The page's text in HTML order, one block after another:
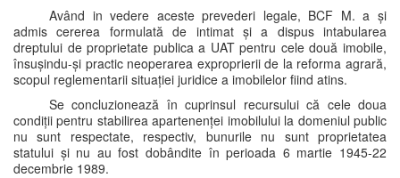
Având in vedere aceste prevederi legale, BCF M. a și
admis cererea formulată de intimat și a dispus intabularea
dreptului de proprietate publica a UAT pentru cele două imobile,
însușindu-și practic neoperarea exproprierii de la reforma agrară,
scopul reglementarii situației juridice a imobilelor fiind atins.
Se concluzionează în cuprinsul recursului că cele doua
condiții pentru stabilirea apartenenței imobilului la domeniul public
nu sunt respectate, respectiv, bunurile nu sunt proprietatea
statului și nu au fost dobândite în perioada 6 martie 1945-22
decembrie 1989.